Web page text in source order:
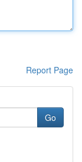
Report Page
Go